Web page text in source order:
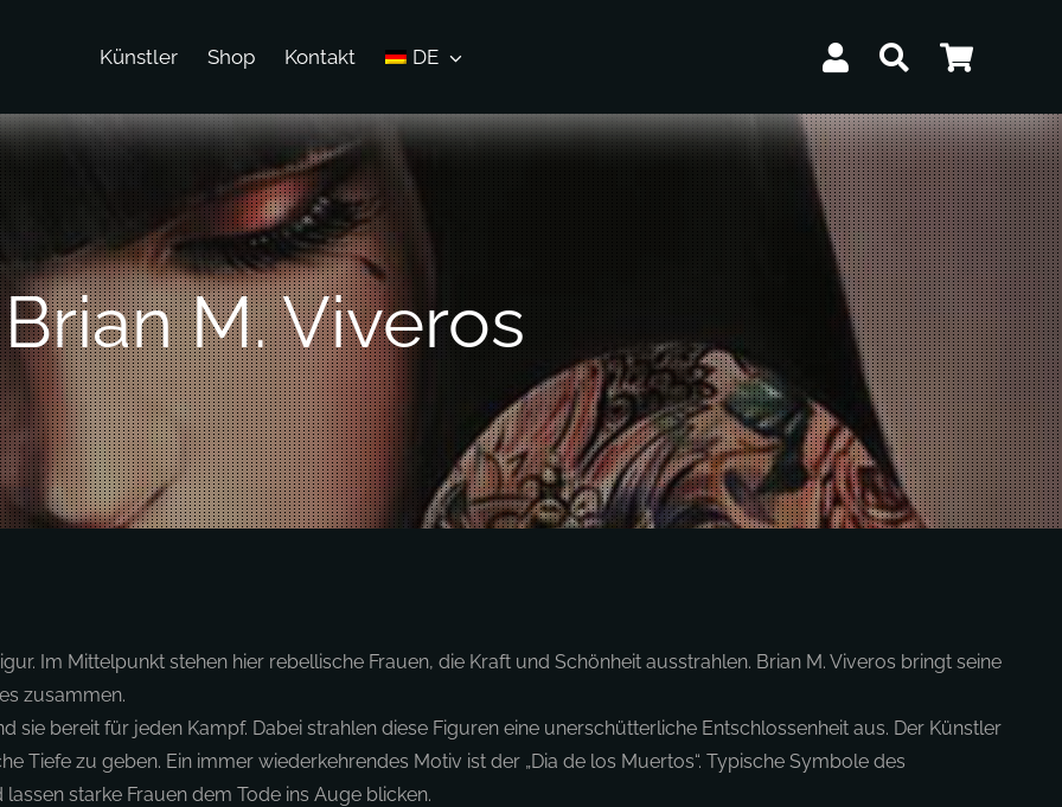
Künstler Shop Kontakt DE
Brian M. Viveros
Im Mittelpunkt stehen hier rebellische Frauen, die Kraft und Schönheit ausstrahlen. Brian M. Viveros bringt seine
zusammen.
sie bereit für jeden Kampf. Dabei strahlen diese Figuren eine unerschütterliche Entschlossenheit aus. Der Künstler
Tiefe zu geben. Ein immer wiederkehrendes Motiv ist der „Dia de los Muertos“. Typische Symbole des
starke Frauen dem Tode ins Auge blicken.